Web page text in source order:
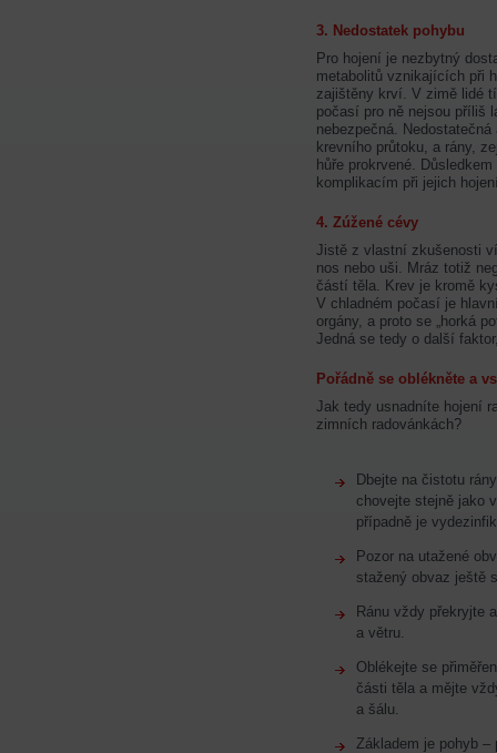
3. Nedostatek pohybu
Pro hojení je nezbytný
metabolitů vznikajících při
zajištěny krví. V zimě lidé
počasí pro ně nejsou příliš
nebezpečná.
krevního průtoku, a rány,
hůře prokrvené.
komplikacím při jejich
4. Zúžené cévy
Jistě z vlastní zkušenosti
nos nebo uši. Mráz totiž
částí těla. Krev je kromě
V chladném počasí je
orgány, a proto se „horká
Jedná se tedy o další
Pořádně se oblékněte a
Jak tedy usnadníte hojení
zimních radovánkách?
Dbejte na čistotu
chovejte stejně jako
případně je
Pozor na utažené
stažený obvaz ještě
Ránu vždy překryjte
a větru.
Oblékejte se
části těla a mějte
a šálu.
Základem je pohyb